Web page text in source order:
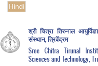
Hindi
श्री चित्रा तिरुनाल
संस्थान, त्रिवेंद्रम
Sree Chitra Tirunal
Sciences and Technology,